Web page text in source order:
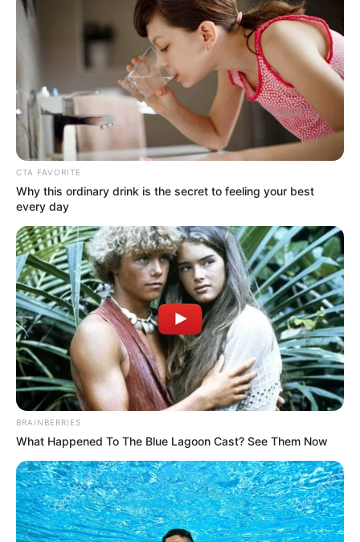
Eisenach
Eine romantische, unterhalb der Wartburg
liegende historische Stadt, in der einst
Martin Luther zur Schule ging und Johann
Sebastian Bach geboren wurde.
Bachhaus in Eisenach
Museumsbau repräsentiert das einstige
Bach seine Kindheit verbracht hatte, eine wertvolle
Sammlung von Musikinstrumenten, Hausrat und
bibliophilen Kostbarkeiten aus der Bach-Zeit sowie
Livemusik auf typischen, originalen Tasteninstrumenten.
Lutherhaus in Eisenach
Das Leben und Werk Martin Luthers wird
in einem der ältesten und schönsten
Fachwerkhäuser Eisenachs gezeigt. Nach
alten Überlieferungen soll Martin Luther in diesem Haus
Eisenacher Lateinschule St. Georgen ging.
Treffurt
Mittelalterliche Fachwerkstadt an der
Werra mit der BurgNormannstein.
CTA FAVORITE
Why this ordinary drink is the secret to feeling your best
every day
BRAINBERRIES
What Happened To The Blue Lagoon Cast? See Them Now